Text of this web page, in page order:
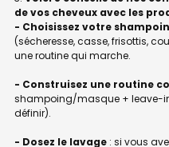
de vos cheveux avec les
- Choisissez votre
(sécheresse, casse, frisottis,
une routine qui marche.
- Construisez une routine
shampoing/masque + leave-in
définir).
- Dosez le lavage : si vous